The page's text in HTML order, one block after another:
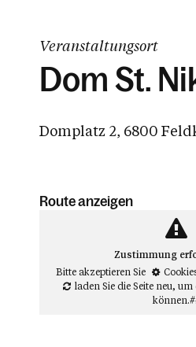
Veranstaltungsort
Dom St.
Domplatz 2, 6800
Route anzeigen
Zustimmung
Bitte akzeptieren Sie
laden Sie die Seite neu, um